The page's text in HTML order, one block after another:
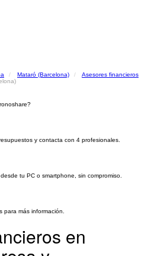
Mataró (Barcelona)
Asesores financieros
y contacta con 4 profesionales.
tu PC o smartphone, sin compromiso.
más información.
en